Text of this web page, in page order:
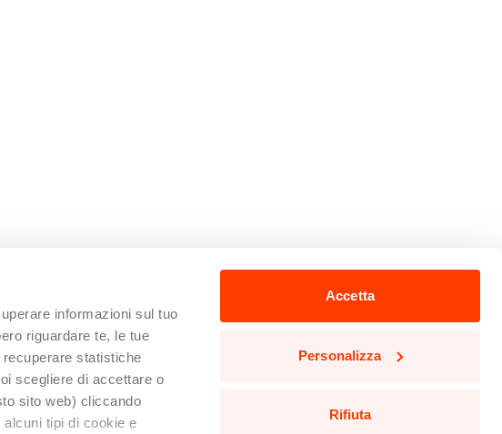
informazioni sul tuo
riguardare te, le tue
statistiche
scegliere di accettare o
sito web) cliccando
tipi di cookie e
Accetta
Personalizza
Rifiuta